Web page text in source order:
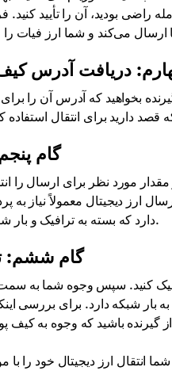
راضی بودید، آن را تأیید کنید.
دریافت آدرس
بخواهید که آدرس آن را
گام
مورد نظر برای ارسال را
ارز دیجیتال معمولاً نیاز به
دارد که بسته به ترافیک و بار شبکه متفاوت است.
گام ششم:
کلیک کنید. سپس وجوه شما به
شبکه دارد. برای بررسی